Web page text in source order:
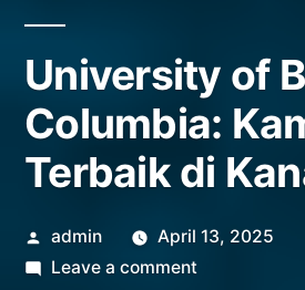
University of
Columbia:
Terbaik di
Posted
by
admin
April 13, 2025
Leave a commenton